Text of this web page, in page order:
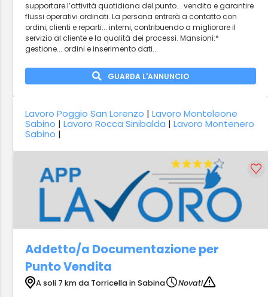
supportare l’attività quotidiana del punto... vendita e garantire
flussi operativi ordinati. La persona entrerà a contatto con
ordini, clienti e reparti... interni, contribuendo a migliorare il
servizio al cliente e la qualità dei processi. Mansioni:*
gestione... ordini e inserimento dati...
GUARDA L'ANNUNCIO
Lavoro Poggio San Lorenzo |Lavoro Monteleone
Sabino |Lavoro Rocca Sinibalda |Lavoro Montenero
Sabino |
Addetto/a Documentazione per
Punto Vendita
A soli 7 km da Torricella in Sabina
Novati